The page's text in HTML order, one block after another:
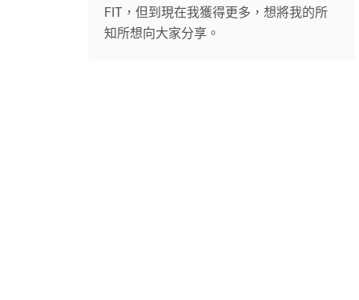
FIT，但到現在我獲得更多，想將我的所
知所想向大家分享。